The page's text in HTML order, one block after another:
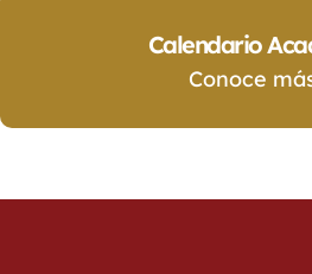
Calendario
Conoce